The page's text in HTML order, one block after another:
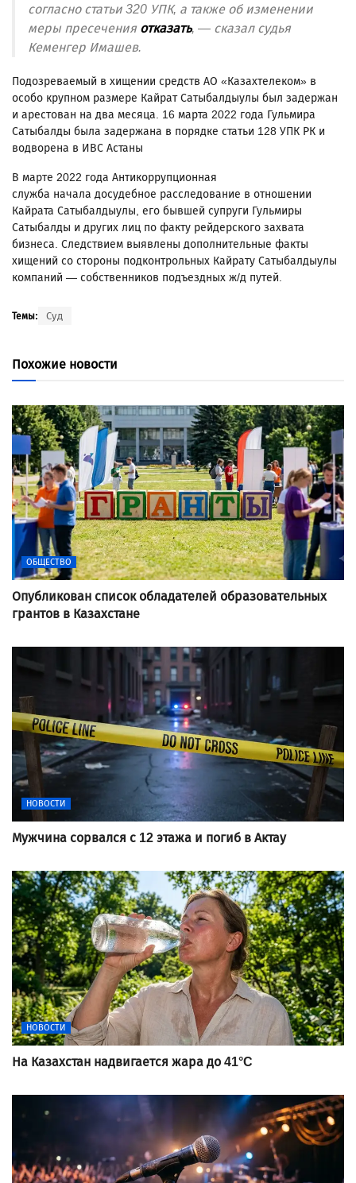
согласно статьи 320 УПК, а также об изменении
меры пресечения отказать, — сказал судья
Кеменгер Имашев.
Подозреваемый в хищении средств АО «Казахтелеком» в
особо крупном размере Кайрат Сатыбалдыулы был задержан
и арестован на два месяца. 16 марта 2022 года Гульмира
Сатыбалды была задержана в порядке статьи 128 УПК РК и
водворена в ИВС Астаны
В марте 2022 года Антикоррупционная
служба начала досудебное расследование в отношении
Кайрата Сатыбалдыулы, его бывшей супруги Гульмиры
Сатыбалды и других лиц по факту рейдерского захвата
бизнеса. Следствием выявлены дополнительные факты
хищений со стороны подконтрольных Кайрату Сатыбалдыулы
компаний — собственников подъездных ж/д путей.
Темы: Суд
Похожие новости
ОБЩЕСТВО
Опубликован список обладателей образовательных
грантов в Казахстане
НОВОСТИ
Мужчина сорвался с 12 этажа и погиб в Актау
НОВОСТИ
На Казахстан надвигается жара до 41°C